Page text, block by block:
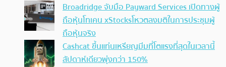
Broadridge จับมือ Payward Services เปิดทางผู้
ถือหุ้นโทเคน xStocksโหวตลงมติในการประชุมผู้
ถือหุ้นจริง
Cashcat ขึ้นแท่นเหรียญมีมที่โตแรงที่สุดในเวลานี้
สัปดาห์เดียวพุ่งกว่า 150%